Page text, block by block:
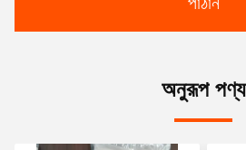
অনুরূপ পণ্য